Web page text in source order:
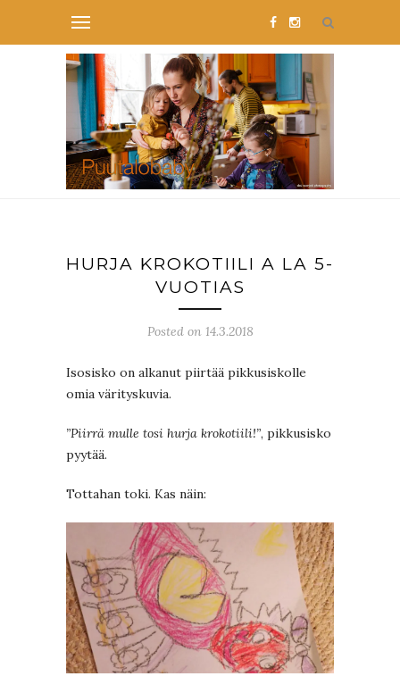
HURJA KROKOTIILI A LA 5-
VUOTIAS
Posted on 14.3.2018
Isosisko on alkanut piirtää pikkusiskolle
omia värityskuvia.
”Piirrä mulle tosi hurja krokotiili!”, pikkusisko
pyytää.
Tottahan toki. Kas näin: